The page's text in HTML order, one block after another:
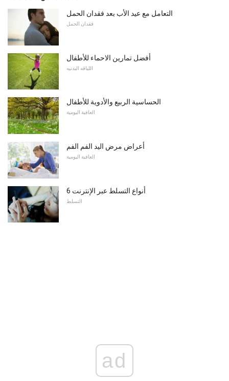
التعامل مع عيد الأب بعد فقدان الحمل
فقدان الحمل
أفضل تمارين الاحماء للأطفال
اللياقه البدنيه
الحساسية الربيع والأدوية للأطفال
العافية اليومية
أعراض مرض اليد الفم الفم
العافية اليومية
6 أنواع التسلط عبر الإنترنت
التسلط
ad